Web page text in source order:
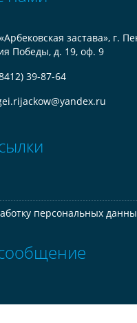
застава», г.
Победы, д. 19, оф. 9
39-87-64
персональных